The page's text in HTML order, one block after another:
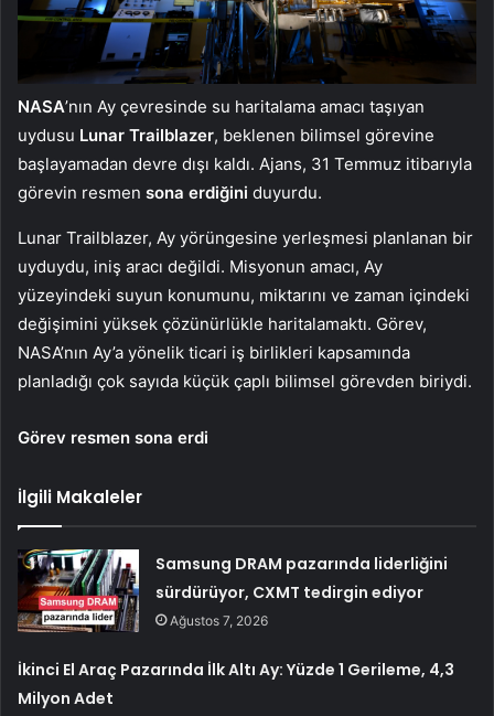
NASA’nın Ay çevresinde su haritalama amacı taşıyan
uydusu Lunar Trailblazer, beklenen bilimsel görevine
başlayamadan devre dışı kaldı. Ajans, 31 Temmuz itibarıyla
görevin resmen sona erdiğini duyurdu.
Lunar Trailblazer, Ay yörüngesine yerleşmesi planlanan bir
uyduydu, iniş aracı değildi. Misyonun amacı, Ay
yüzeyindeki suyun konumunu, miktarını ve zaman içindeki
değişimini yüksek çözünürlükle haritalamaktı. Görev,
NASA’nın Ay’a yönelik ticari iş birlikleri kapsamında
planladığı çok sayıda küçük çaplı bilimsel görevden biriydi.
Görev resmen sona erdi
İlgili Makaleler
Samsung DRAM pazarında liderliğini
sürdürüyor, CXMT tedirgin ediyor
Ağustos 7, 2026
İkinci El Araç Pazarında İlk Altı Ay: Yüzde 1 Gerileme, 4,3
Milyon Adet